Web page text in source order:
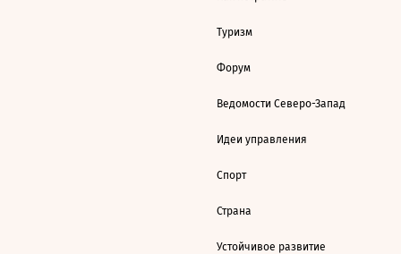
Туризм
Форум
Ведомости Северо-Запад
Идеи управления
Спорт
Страна
Устойчивое развитие